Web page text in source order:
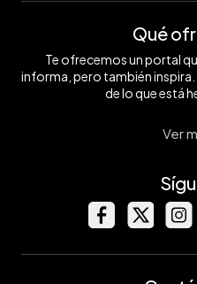
Qué
Te ofrecemos un portal
informa, pero también
de lo que está
Ver